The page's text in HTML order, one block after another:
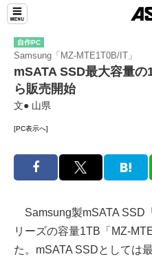
自作PC
Samsung「MZ-MTE1T0B/IT」
mSATA SSD最大容量
ら販売開始
文● 山県
[PC表示へ]
Samsung製mSATA SSD
リーズの容量1TB「MZ-
た。mSATA SSDとしては